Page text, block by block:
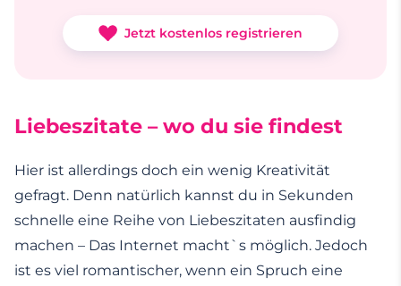
Jetzt kostenlos registrieren
Liebeszitate – wo du sie findest
Hier ist allerdings doch ein wenig Kreativität
gefragt. Denn natürlich kannst du in Sekunden
schnelle eine Reihe von Liebeszitaten ausfindig
machen – Das Internet macht`s möglich. Jedoch
ist es viel romantischer, wenn ein Spruch eine